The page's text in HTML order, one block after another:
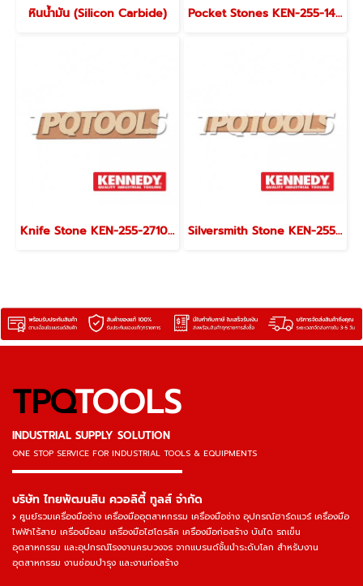
หินน้ำมัน (Silicon Carbide) Pocket Stones KEN-255-1410K
Knife Stone KEN-255-2710K Silversmith Stone KEN-255-2500K, KEN-255-2510K
TPQTOOLS
INDUSTRIAL SUPPLY SOLUTION
ONE STOP SERVICE FOR INDUSTRIAL TOOLS & EQUIPMENTS
▬▬▬▬▬▬▬▬▬▬▬▬▬▬▬
บริษัท ไทยพัฒนสิน ควอลิตี้ ทูลส์ จำกัด
ศูนย์รวมเครื่องมือช่าง เครื่องมืออุตสาหกรรม เครื่องมือช่าง อุปกรณ์ฮาร์ดแวร์ เครื่องมือ
ไฟฟ้าไร้สาย เครื่องมือลม เครื่องมือไฮโดรลิค เครื่องมือก่อสร้าง บันได รถเข็น
อุตสาหกรรม และอุปกรณ์โรงงานครบวงจร จากแบรนด์ชั้นนำระดับโลก สำหรับงาน
อุตสาหกรรม งานซ่อมบำรุง และงานก่อสร้าง